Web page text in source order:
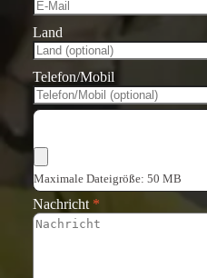
Land
Telefon/Mobil
Maximale Dateigröße: 50 MB
Nachricht *